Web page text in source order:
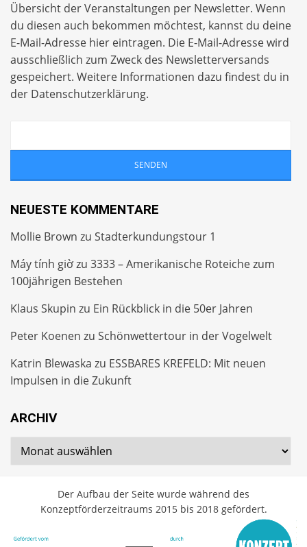
Übersicht der Veranstaltungen per Newsletter. Wenn
du diesen auch bekommen möchtest, kannst du deine
E-Mail-Adresse hier eintragen. Die E-Mail-Adresse wird
ausschließlich zum Zweck des Newsletterversands
gespeichert. Weitere Informationen dazu findest du in
der Datenschutzerklärung.
NEUESTE KOMMENTARE
Mollie Brown zu Stadterkundungstour 1
Máy tính giờzu 3333 – Amerikanische Roteiche zum
100jährigen Bestehen
Klaus Skupin zu Ein Rückblick in die 50er Jahren
Peter Koenen zu Schönwettertour in der Vogelwelt
Katrin Blewaska zu ESSBARES KREFELD: Mit neuen
Impulsen in die Zukunft
ARCHIV
Archiv
Der Aufbau der Seite wurde während des
Konzeptförderzeitraums 2015 bis 2018 gefördert.